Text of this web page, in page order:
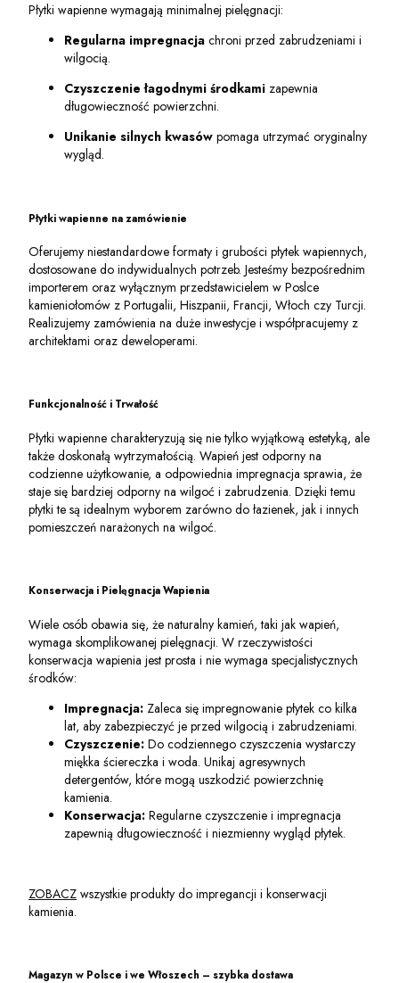
Płytki wapienne wymagają minimalnej pielęgnacji:
Regularna impregnacja chroni przed zabrudzeniami i
wilgocią.
Czyszczenie łagodnymi środkami zapewnia
długowieczność powierzchni.
Unikanie silnych kwasów pomaga utrzymać oryginalny
wygląd.
Płytki wapienne na zamówienie
Oferujemy niestandardowe formaty i grubości płytek wapiennych,
dostosowane do indywidualnych potrzeb. Jesteśmy bezpośrednim
importerem oraz wyłącznym przedstawicielem w Poslce
kamieniołomów z Portugalii, Hiszpanii, Francji, Włoch czy Turcji.
Realizujemy zamówienia na duże inwestycje i współpracujemy z
architektami oraz deweloperami.
Funkcjonalność i Trwałość
Płytki wapienne charakteryzują się nie tylko wyjątkową estetyką, ale
także doskonałą wytrzymałością. Wapień jest odporny na
codzienne użytkowanie, a odpowiednia impregnacja sprawia, że
staje się bardziej odporny na wilgoć i zabrudzenia. Dzięki temu
płytki te są idealnym wyborem zarówno do łazienek, jak i innych
pomieszczeń narażonych na wilgoć.
Konserwacja i Pielęgnacja Wapienia
Wiele osób obawia się, że naturalny kamień, taki jak wapień,
wymaga skomplikowanej pielęgnacji. W rzeczywistości
konserwacja wapienia jest prosta i nie wymaga specjalistycznych
środków:
Impregnacja: Zaleca się impregnowanie płytek co kilka
lat, aby zabezpieczyć je przed wilgocią i zabrudzeniami.
Czyszczenie: Do codziennego czyszczenia wystarczy
miękka ściereczka i woda. Unikaj agresywnych
detergentów, które mogą uszkodzić powierzchnię
kamienia.
Konserwacja: Regularne czyszczenie i impregnacja
zapewnią długowieczność i niezmienny wygląd płytek.
ZOBACZ wszystkie produkty do impregancji i konserwacji
kamienia.
Magazyn w Polsce i we Włoszech – szybka dostawa